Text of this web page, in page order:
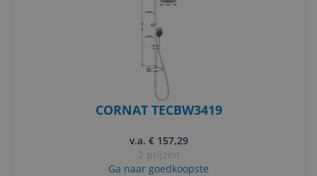
CORNAT TECBW3419
v.a. € 157,29
2 prijzen
Ga naar goedkoopste